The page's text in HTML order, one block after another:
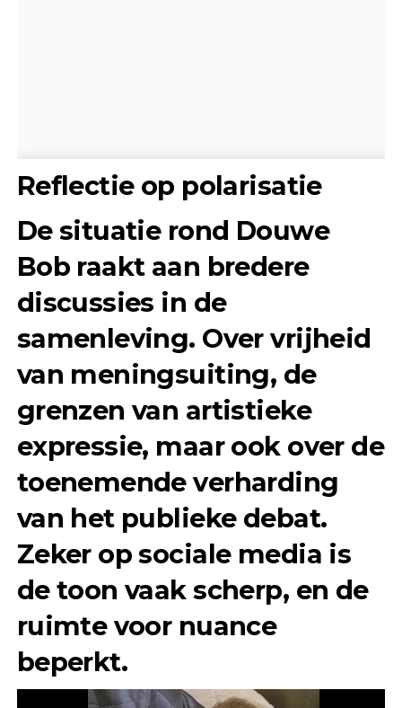
Reflectie op polarisatie
De situatie rond Douwe
Bob raakt aan bredere
discussies in de
samenleving. Over vrijheid
van meningsuiting, de
grenzen van artistieke
expressie, maar ook over de
toenemende verharding
van het publieke debat.
Zeker op sociale media is
de toon vaak scherp, en de
ruimte voor nuance
beperkt.